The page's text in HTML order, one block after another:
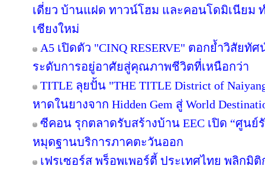
เดี่ยว บ้านแฝด ทาวน์โฮม และคอนโดมิเนียม
เชียงใหม่
A5 เปิดตัว "CINQ RESERVE" ตอกย้ำวิสัยทัศ
ระดับการอยู่อาศัยสู่คุณภาพชีวิตที่เหนือกว่า
TITLE ลุยปั้น "THE TITLE District of
หาดในยางจาก Hidden Gem สู่ World
ซีคอน รุกตลาดรับสร้างบ้าน EEC เปิด “ศูน
หมุดฐานบริการภาคตะวันออก
เฟรเซอร์ส พร็อพเพอร์ตี้ ประเทศไทย พลิกมิ